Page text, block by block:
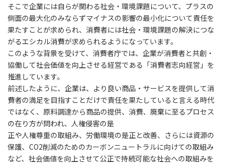
そこで企業には自らが関わる社会・環境課題について、プラスの
側面の最大化のみならずマイナスの影響の最小化について責任を
果たすことが求められ、消費者には社会・環境課題の解決につな
がるエシカル消費が求められるようになっています。
このような背景を受けて、消費者庁では、企業が消費者と共創・
協働して社会価値を向上させる経営である「消費者志向経営」を
推進しています。
前述したように、企業は、より良い商品・サービスを提供して消
費者の満足を目指すことだけで責任を果たしていると言える時代
ではなく、原料調達から商品の提供、消費、廃棄に至るプロセス
の在り方が問われ、人権侵害の是
正や人権尊重の取組み、労働環境の是正と改善、さらには資源の
保護、CO2削減のためのカーボンニュートラルに向けての取組み
など、社会価値を向上させて公正で持続可能な社会への取組みを